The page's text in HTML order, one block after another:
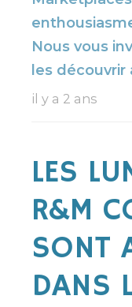
Nous vous
les découvrir
il y a 2 ans
LES
R&M
SONT
DANS